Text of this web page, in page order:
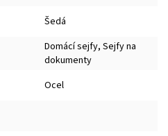
Šedá
Domácí sejfy, Sejfy na
dokumenty
Ocel